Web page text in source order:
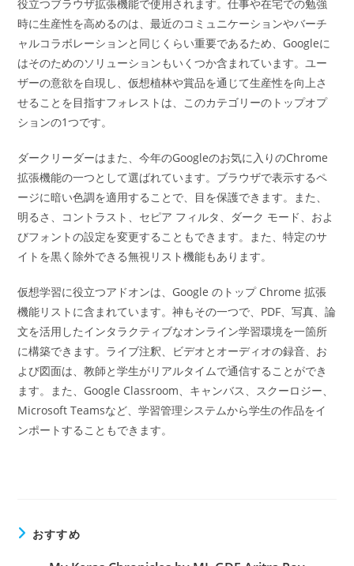
役立つブラウザ拡張機能で使用されます。仕事や在宅での勉強
時に生産性を高めるのは、最近のコミュニケーションやバーチ
ャルコラボレーションと同じくらい重要であるため、Googleに
はそのためのソリューションもいくつか含まれています。ユー
ザーの意欲を自現し、仮想植林や賞品を通じて生産性を向上さ
せることを目指すフォレストは、このカテゴリーのトップオプ
ションの1つです。
ダークリーダーはまた、今年のGoogleのお気に入りのChrome
拡張機能の一つとして選ばれています。ブラウザで表示するペ
ージに暗い色調を適用することで、目を保護できます。また、
明るさ、コントラスト、セピア フィルタ、ダーク モード、およ
びフォントの設定を変更することもできます。また、特定のサ
イトを黒く除外できる無視リスト機能もあります。
仮想学習に役立つアドオンは、Google のトップ Chrome 拡張
機能リストに含まれています。神もその一つで、PDF、写真、論
文を活用したインタラクティブなオンライン学習環境を一箇所
に構築できます。ライブ注釈、ビデオとオーディオの録音、お
よび図面は、教師と学生がリアルタイムで通信することができ
ます。また、Google Classroom、キャンバス、スクーロジー、
Microsoft Teamsなど、学習管理システムから学生の作品をイ
ンポートすることもできます。
おすすめ